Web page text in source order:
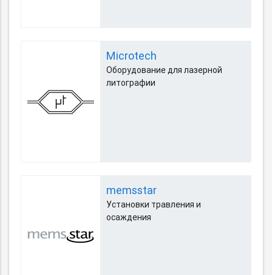
Microtech
Оборудование для лазерной
литографии
memsstar
Установки травления и
осаждения